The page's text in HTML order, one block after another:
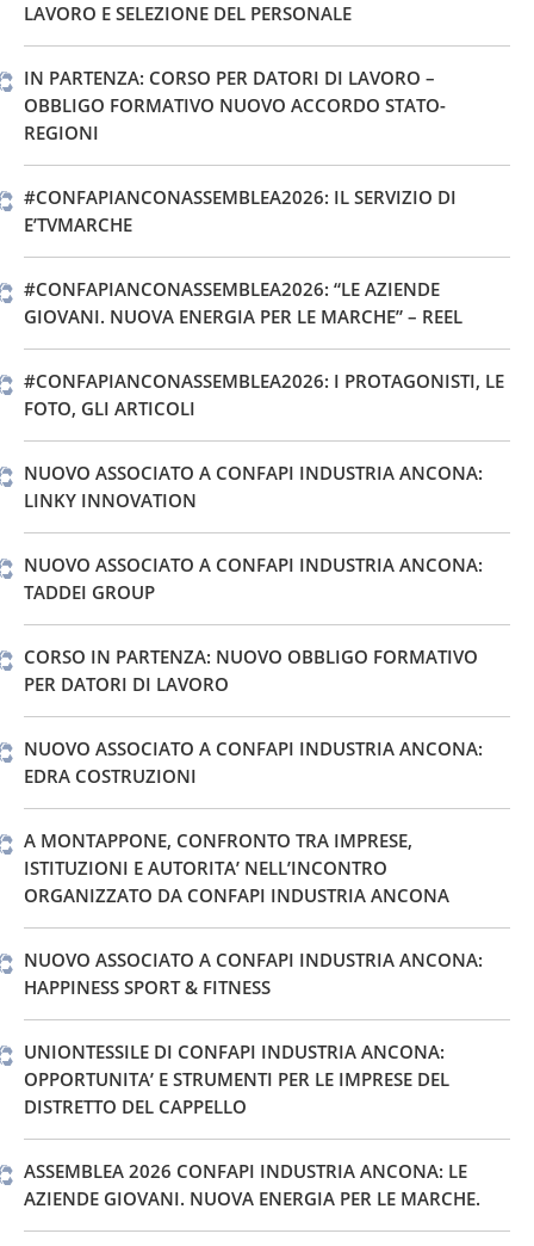
LAVORO E SELEZIONE DEL PERSONALE
IN PARTENZA: CORSO PER DATORI DI LAVORO –
OBBLIGO FORMATIVO NUOVO ACCORDO STATO-
REGIONI
#CONFAPIANCONASSEMBLEA2026: IL SERVIZIO DI
E’TVMARCHE
#CONFAPIANCONASSEMBLEA2026: “LE AZIENDE
GIOVANI. NUOVA ENERGIA PER LE MARCHE” – REEL
#CONFAPIANCONASSEMBLEA2026: I PROTAGONISTI, LE
FOTO, GLI ARTICOLI
NUOVO ASSOCIATO A CONFAPI INDUSTRIA ANCONA:
LINKY INNOVATION
NUOVO ASSOCIATO A CONFAPI INDUSTRIA ANCONA:
TADDEI GROUP
CORSO IN PARTENZA: NUOVO OBBLIGO FORMATIVO
PER DATORI DI LAVORO
NUOVO ASSOCIATO A CONFAPI INDUSTRIA ANCONA:
EDRA COSTRUZIONI
A MONTAPPONE, CONFRONTO TRA IMPRESE,
ISTITUZIONI E AUTORITA’ NELL’INCONTRO
ORGANIZZATO DA CONFAPI INDUSTRIA ANCONA
NUOVO ASSOCIATO A CONFAPI INDUSTRIA ANCONA:
HAPPINESS SPORT & FITNESS
UNIONTESSILE DI CONFAPI INDUSTRIA ANCONA:
OPPORTUNITA’ E STRUMENTI PER LE IMPRESE DEL
DISTRETTO DEL CAPPELLO
ASSEMBLEA 2026 CONFAPI INDUSTRIA ANCONA: LE
AZIENDE GIOVANI. NUOVA ENERGIA PER LE MARCHE.